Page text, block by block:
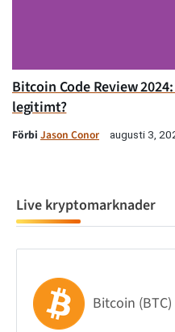
Bitcoin Code Review
legitimt?
Förbi Jason Conor augusti 3,
Live kryptomarknader
Bitcoin (BTC)